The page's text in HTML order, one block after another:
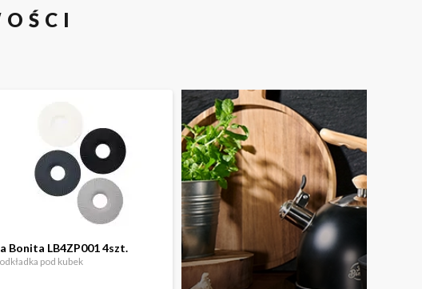
Bonita LB4ZP001 4szt.
pod kubek